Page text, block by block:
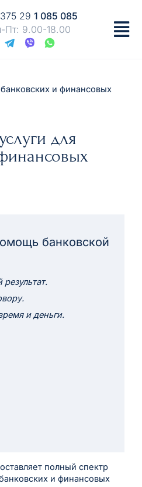
29 1 085 085
Пт: 9.00-18.00
и финансовых
для
банковской
и деньги.
полный спектр
и финансовых